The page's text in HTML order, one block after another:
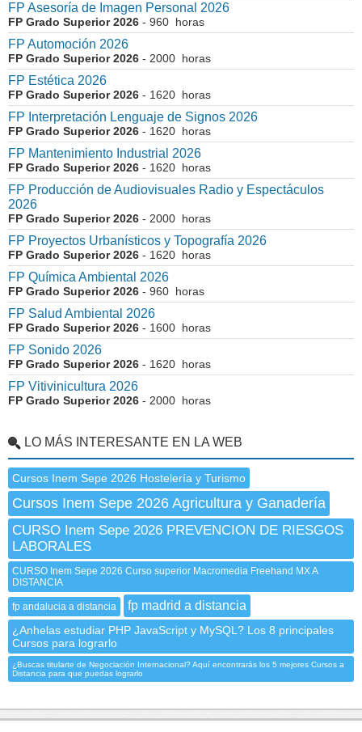
FP Asesoría de Imagen Personal 2026
FP Grado Superior 2026 - 960 horas
FP Automoción 2026
FP Grado Superior 2026 - 2000 horas
FP Estética 2026
FP Grado Superior 2026 - 1620 horas
FP Interpretación Lenguaje de Signos 2026
FP Grado Superior 2026 - 1620 horas
FP Mantenimiento Industrial 2026
FP Grado Superior 2026 - 1620 horas
FP Producción de Audiovisuales Radio y Espectáculos
2026
FP Grado Superior 2026 - 2000 horas
FP Proyectos Urbanísticos y Topografía 2026
FP Grado Superior 2026 - 1620 horas
FP Química Ambiental 2026
FP Grado Superior 2026 - 960 horas
FP Salud Ambiental 2026
FP Grado Superior 2026 - 1600 horas
FP Sonido 2026
FP Grado Superior 2026 - 1620 horas
FP Vitivinicultura 2026
FP Grado Superior 2026 - 2000 horas
LO MÁS INTERESANTE EN LA WEB
Cursos Inem Sepe 2026 Hostelería y Turismo
Cursos Inem Sepe 2026 Agricultura y Ganadería
CURSO Inem Sepe 2026 PREVENCION DE RIESGOS
LABORALES
CURSO Inem Sepe 2026 Curso superior Macromedia Freehand MX A
DISTANCIA
fp andalucia a distancia fp madrid a distancia
¿Anhelas estudiar PHP JavaScript y MySQL? Los 8 principales
Cursos para lograrlo
¿Buscas titularte de Negociación Internacional? Aquí encontrarás los 5 mejores Cursos a
Distancia para que puedas lograrlo